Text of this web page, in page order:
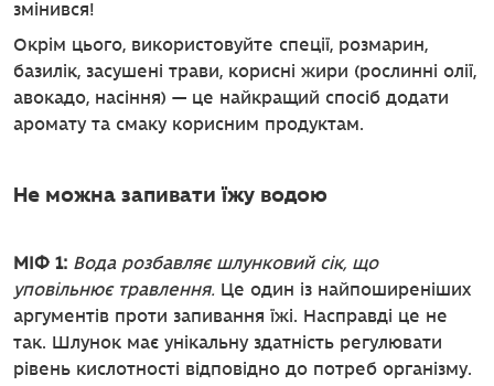
змінився!
Окрім цього, використовуйте спеції, розмарин,
базилік, засушені трави, корисні жири (рослинні олії,
авокадо, насіння) — це найкращий спосіб додати
аромату та смаку корисним продуктам.
Не можна запивати їжу водою
МІФ 1: Вода розбавляє шлунковий сік, що
уповільнює травлення. Це один із найпоширеніших
аргументів проти запивання їжі. Насправді це не
так. Шлунок має унікальну здатність регулювати
рівень кислотності відповідно до потреб організму.